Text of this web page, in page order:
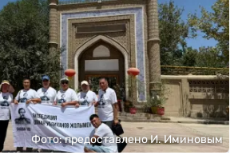
Фото: предоставлено И. Иминовым